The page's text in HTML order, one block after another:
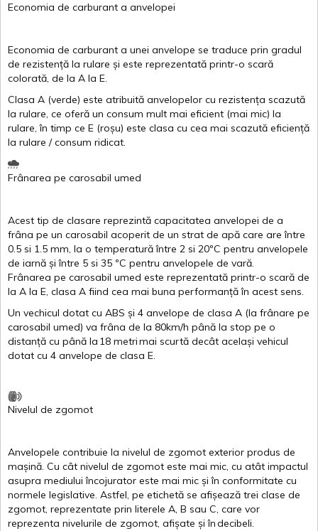
Economia de carburant a anvelopei
Economia de carburant a unei anvelope se traduce prin gradul
de rezistență la rulare și este reprezentată printr-o scară
colorată, de la A la E.
Clasa A (verde) este atribuită anvelopelor cu rezistența scazută
la rulare, ce oferă un consum mult mai eficient (mai mic) la
rulare,în timp ce E (roșu) este clasa cu cea mai scazută eficiență
la rulare /consum ridicat.
Frânarea pe carosabil umed
Acest tip de clasare reprezintă capacitatea anvelopei de a
frâna pe un carosabil acoperit de un strat de apă care areîntre
0.5 si 1.5 mm, la o temperatură între 2 si 20ºC pentru anvelopele
de iarnă și între 5 si 35 ºC pentru anvelopele de vară.
Frânarea pe carosabil umed este reprezentată printr-o scară de
la A la E, clasa A fiind cea mai buna performanță în acest sens.
Un vechicul dotat cu ABS și 4 anvelope de clasa A (la frânare pe
carosabil umed) va frâna de la 80km/h până la stop pe o
distanță cu până la 18 metrimai scurtă decât același vehicul
dotat cu 4 anvelope de clasa E.
Nivelul de zgomot
Anvelopele contribuie la nivelul de zgomot exterior produs de
mașină. Cu cât nivelul de zgomot este mai mic, cu atât impactul
asupra mediului încojurator este mai mic și în conformitate cu
normele legislative. Astfel, pe etichetă se afișează trei clase de
zgomot, reprezentate prin literele A, B sau C, care vor
reprezenta nivelurile de zgomot, afișate și îndecibeli.